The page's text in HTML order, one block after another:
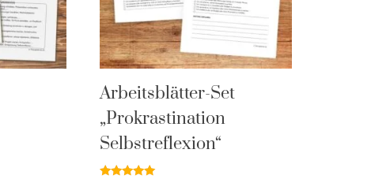
Arbeitsblätter-Set
„Prokrastination
Selbstreflexion“